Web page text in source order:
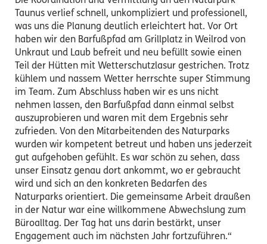
Taunus verlief schnell, unkompliziert und professionell,
was uns die Planung deutlich erleichtert hat. Vor Ort
haben wir den Barfußpfad am Grillplatz in Weilrod von
Unkraut und Laub befreit und neu befüllt sowie einen
Teil der Hütten mit Wetterschutzlasur gestrichen. Trotz
kühlem und nassem Wetter herrschte super Stimmung
im Team. Zum Abschluss haben wir es uns nicht
nehmen lassen, den Barfußpfad dann einmal selbst
auszuprobieren und waren mit dem Ergebnis sehr
zufrieden. Von den Mitarbeitenden des Naturparks
wurden wir kompetent betreut und haben uns jederzeit
gut aufgehoben gefühlt. Es war schön zu sehen, dass
unser Einsatz genau dort ankommt, wo er gebraucht
wird und sich an den konkreten Bedarfen des
Naturparks orientiert. Die gemeinsame Arbeit draußen
in der Natur war eine willkommene Abwechslung zum
Büroalltag. Der Tag hat uns darin bestärkt, unser
Engagement auch im nächsten Jahr fortzuführen.“